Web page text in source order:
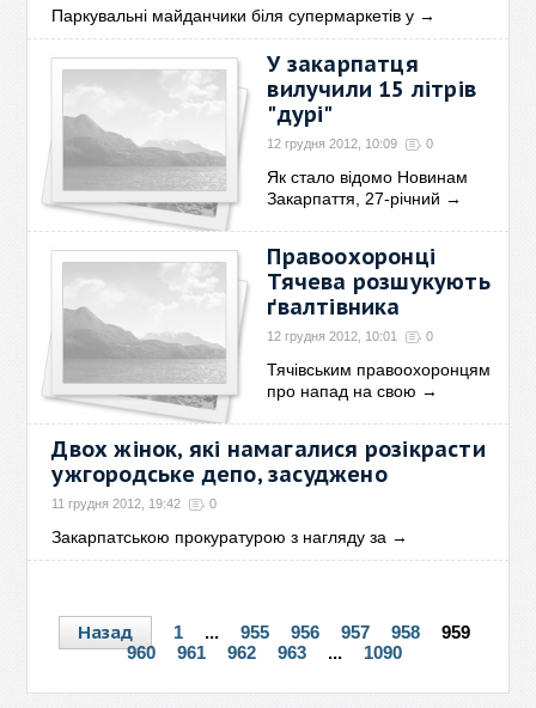
Паркувальні майданчики біля супермаркетів у →
У закарпатця
вилучили 15 літрів
"дурі"
12 грудня 2012, 10:09 0
Як стало відомо Новинам
Закарпаття, 27-річний →
Правоохоронці
Тячева розшукують
ґвалтівника
12 грудня 2012, 10:01 0
Тячівським правоохоронцям
про напад на свою →
Двох жінок, які намагалися розікрасти
ужгородське депо, засуджено
11 грудня 2012, 19:42 0
Закарпатською прокуратурою з нагляду за →
Назад 1 ... 955 956 957 958
959
960
961 962 963 ... 1090